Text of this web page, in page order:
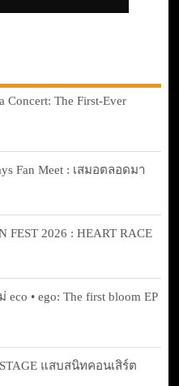
Concert: The First-Ever
Fan Meet : เสมอตลอดมา
FEST 2026 : HEART RACE
• ego: The first bloom EP
แสบสนิทคอนเสิร์ต